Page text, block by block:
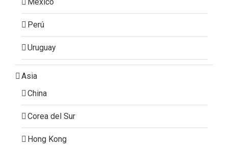
Perú
Uruguay
Asia
China
Corea del Sur
Hong Kong